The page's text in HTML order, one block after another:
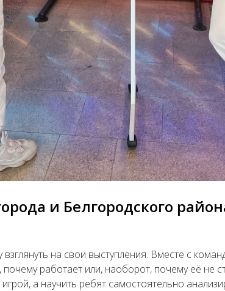
и Белгородского
на свои выступления. Вместе с
работает или, наоборот, почему её не
а научить ребят самостоятельно